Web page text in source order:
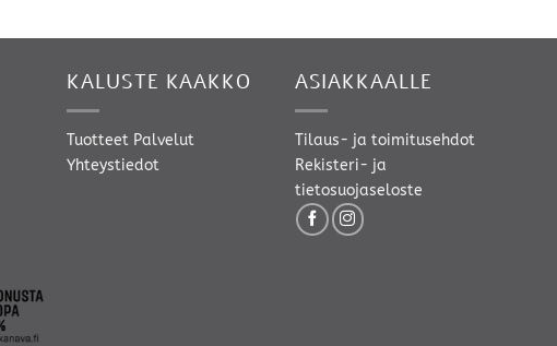
KALUSTE KAAKKO
Tuotteet Palvelut
Yhteystiedot
ASIAKKAALLE
Tilaus- ja toimitusehdot
Rekisteri- ja
tietosuojaseloste